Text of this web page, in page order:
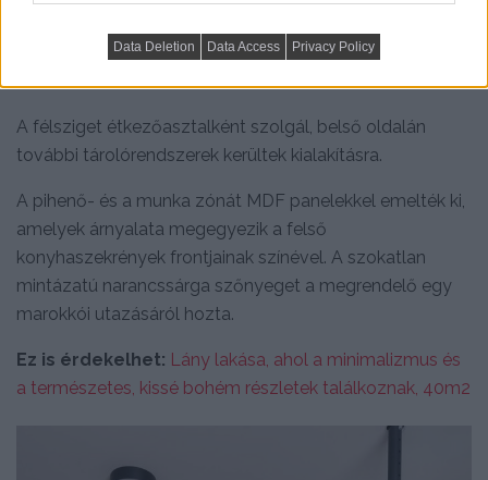
Data Deletion Data Access Privacy Policy
A félsziget étkezőasztalként szolgál, belső oldalán
további tárolórendszerek kerültek kialakításra.
A pihenő- és a munka zónát MDF panelekkel emelték ki,
amelyek árnyalata megegyezik a felső
konyhaszekrények frontjainak színével. A szokatlan
mintázatú narancssárga szőnyeget a megrendelő egy
marokkói utazásáról hozta.
Ez is érdekelhet: Lány lakása, ahol a minimalizmus és
a természetes, kissé bohém részletek találkoznak, 40m2